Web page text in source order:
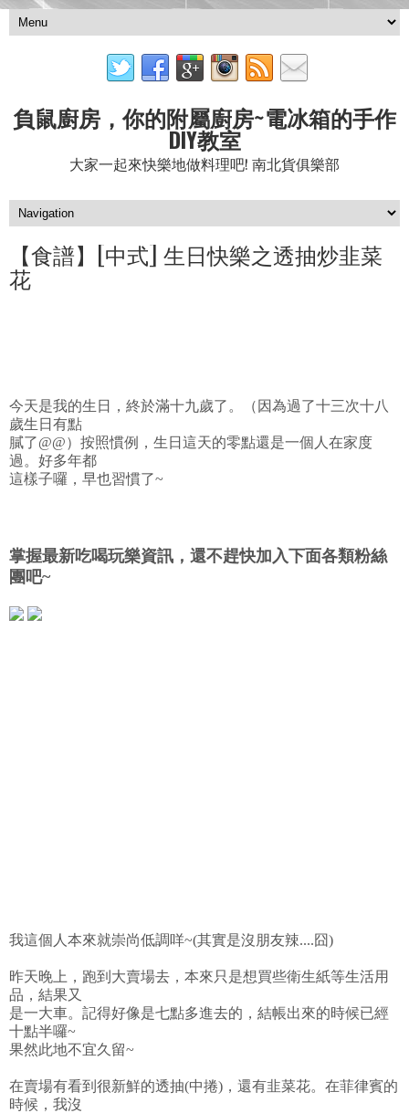
負鼠廚房，你的附屬廚房~電冰箱的手作
DIY教室
大家一起來快樂地做料理吧! 南北貨俱樂部
【食譜】[中式] 生日快樂之透抽炒韭菜
花
今天是我的生日，終於滿十九歲了。（因為過了十三次十八
歲生日有點
膩了@@）按照慣例，生日這天的零點還是一個人在家度
過。好多年都
這樣子囉，早也習慣了~
掌握最新吃喝玩樂資訊，還不趕快加入下面各類粉絲
團吧~
我這個人本來就崇尚低調咩~(其實是沒朋友辣....囧)
昨天晚上，跑到大賣場去，本來只是想買些衛生紙等生活用
品，結果又
是一大車。記得好像是七點多進去的，結帳出來的時候已經
十點半囉~
果然此地不宜久留~
在賣場有看到很新鮮的透抽(中捲)，還有韭菜花。在菲律賓的
時候，我沒